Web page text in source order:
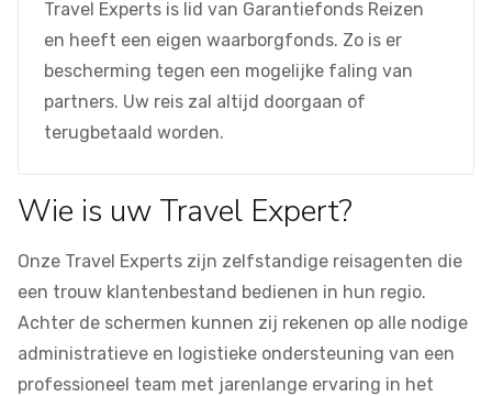
Travel Experts is lid van Garantiefonds Reizen
en heeft een eigen waarborgfonds. Zo is er
bescherming tegen een mogelijke faling van
partners. Uw reis zal altijd doorgaan of
terugbetaald worden.
Wie is uw Travel Expert?
Onze Travel Experts zijn zelfstandige reisagenten die
een trouw klantenbestand bedienen in hun regio.
Achter de schermen kunnen zij rekenen op alle nodige
administratieve en logistieke ondersteuning van een
professioneel team met jarenlange ervaring in het